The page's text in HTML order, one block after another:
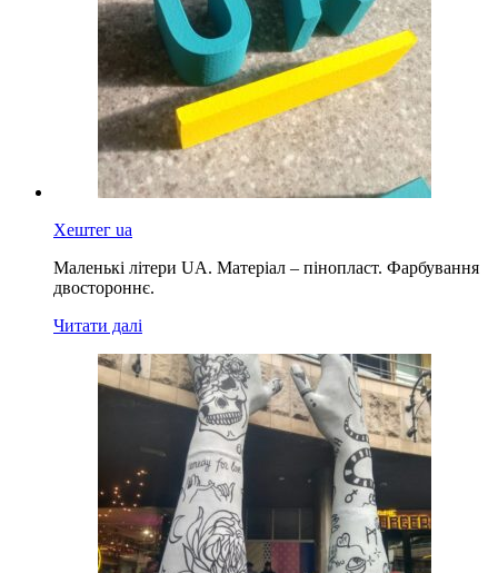
Хештег ua
Маленькі літери UA. Матеріал – пінопласт. Фарбування
двостороннє.
Читати далі